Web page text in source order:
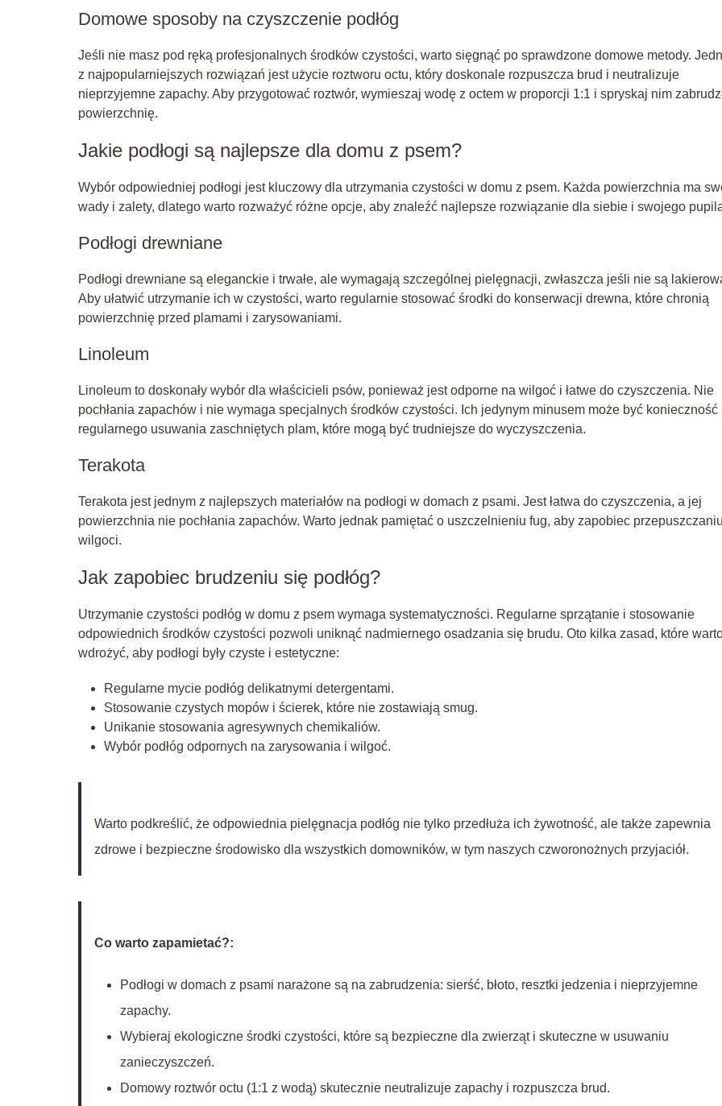
Domowe sposoby na czyszczenie podłóg
Jeśli nie masz pod ręką profesjonalnych środków czystości, warto sięgnąć po sprawdzone domowe metody.
z najpopularniejszych rozwiązań jest użycie roztworu octu, który doskonale rozpuszcza brud i neutralizuje
nieprzyjemne zapachy. Aby przygotować roztwór, wymieszaj wodę z octem w proporcji 1:1 i spryskaj nim
powierzchnię.
Jakie podłogi są najlepsze dla domu z psem?
Wybór odpowiedniej podłogi jest kluczowy dla utrzymania czystości w domu z psem. Każda powierzchnia ma
wady i zalety, dlatego warto rozważyć różne opcje, aby znaleźć najlepsze rozwiązanie dla siebie i swojego
Podłogi drewniane
Podłogi drewniane są eleganckie i trwałe, ale wymagają szczególnej pielęgnacji, zwłaszcza jeśli nie są
Aby ułatwić utrzymanie ich w czystości, warto regularnie stosować środki do konserwacji drewna, które chronią
powierzchnię przed plamami i zarysowaniami.
Linoleum
Linoleum to doskonały wybór dla właścicieli psów, ponieważ jest odporne na wilgoć i łatwe do czyszczenia. Nie
pochłania zapachów i nie wymaga specjalnych środków czystości. Ich jedynym minusem może być konieczność
regularnego usuwania zaschniętych plam, które mogą być trudniejsze do wyczyszczenia.
Terakota
Terakota jest jednym z najlepszych materiałów na podłogi w domach z psami. Jest łatwa do czyszczenia, a jej
powierzchnia nie pochłania zapachów. Warto jednak pamiętać o uszczelnieniu fug, aby zapobiec
wilgoci.
Jak zapobiec brudzeniu się podłóg?
Utrzymanie czystości podłóg w domu z psem wymaga systematyczności. Regularne sprzątanie i stosowanie
odpowiednich środków czystości pozwoli uniknąć nadmiernego osadzania się brudu. Oto kilka zasad, które
wdrożyć, aby podłogi były czyste i estetyczne:
Regularne mycie podłóg delikatnymi detergentami.
Stosowanie czystych mopów i ścierek, które nie zostawiają smug.
Unikanie stosowania agresywnych chemikaliów.
Wybór podłóg odpornych na zarysowania i wilgoć.
Warto podkreślić, że odpowiednia pielęgnacja podłóg nie tylko przedłuża ich żywotność, ale także zapewnia
zdrowe i bezpieczne środowisko dla wszystkich domowników, w tym naszych czworonożnych przyjaciół.
Co warto zapamietać?:
Podłogi w domach z psami narażone są na zabrudzenia: sierść, błoto, resztki jedzenia i nieprzyjemne
zapachy.
Wybieraj ekologiczne środki czystości, które są bezpieczne dla zwierząt i skuteczne w usuwaniu
zanieczyszczeń.
Domowy roztwór octu (1:1 z wodą) skutecznie neutralizuje zapachy i rozpuszcza brud.